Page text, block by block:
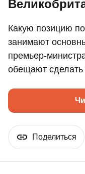
Какую позицию
занимают
премьер-
обещают
Поделиться